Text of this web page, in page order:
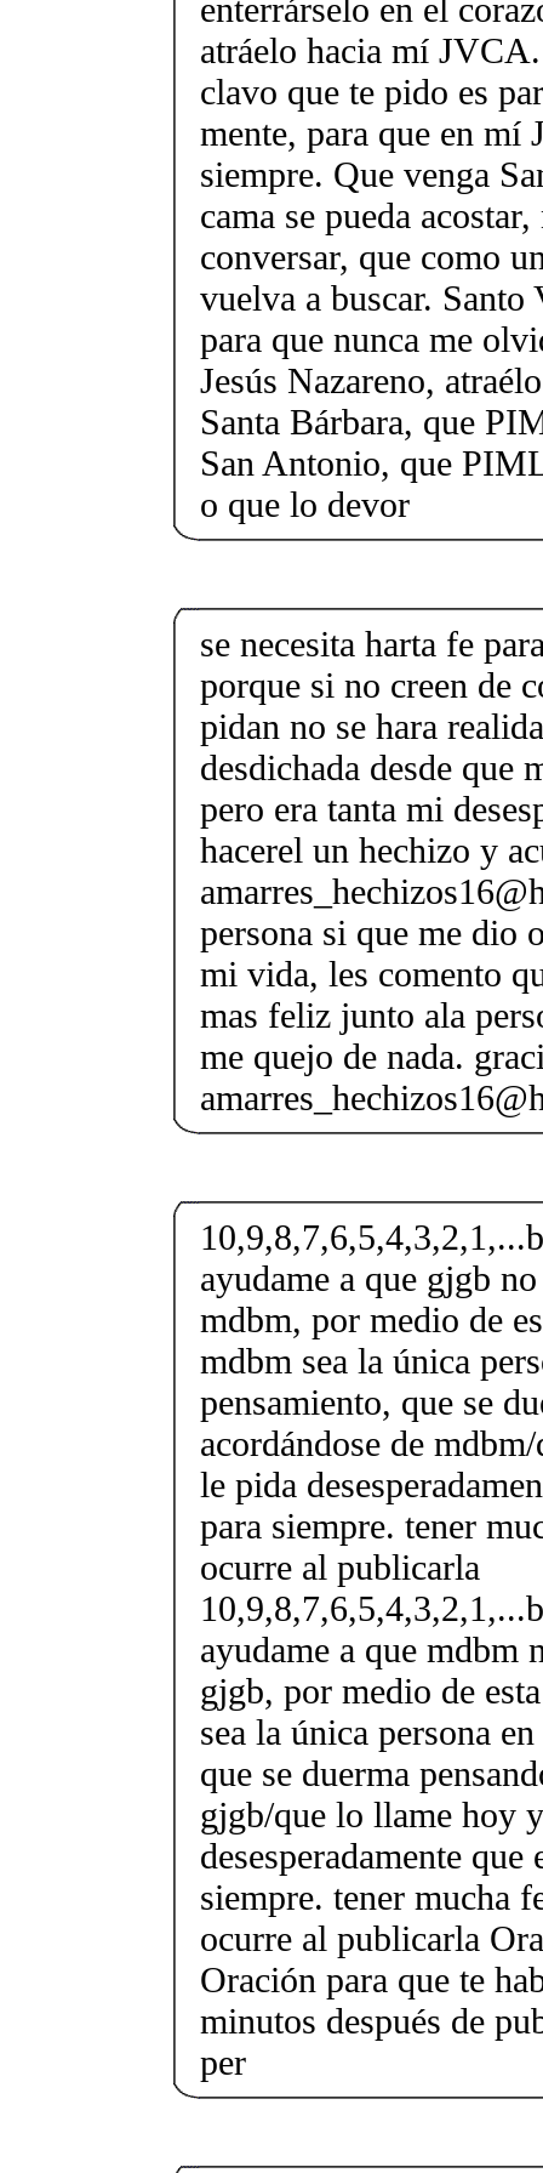
enterrárselo en el
atráelo hacia mí
clavo que te pido es
mente, para que en mí
siempre. Que venga
cama se pueda
conversar, que como
vuelva a buscar.
para que nunca me
Jesús Nazareno,
Santa Bárbara, que
San Antonio, que
o que lo devor
se necesita harta fe
porque si no creen de
pidan no se hara
desdichada desde que
pero era tanta mi
hacerel un hechizo y
persona si que me dio
mi vida, les comento
mas feliz junto ala
me quejo de nada.
ayudame a que gjgb
mdbm, por medio de
mdbm sea la única
pensamiento, que se
acordándose de
le pida
para siempre. tener
ocurre al publicarla
ayudame a que mdbm
gjgb, por medio de
sea la única persona
que se duerma
gjgb/que lo llame hoy
desesperadamente que
siempre. tener mucha
ocurre al publicarla
Oración para que te
minutos después de
per